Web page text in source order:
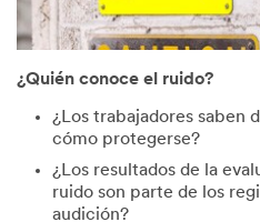
¿Quién conoce el ruido?
¿Los trabajadores saben
cómo protegerse?
¿Los resultados de la
ruido son parte de los
audición?